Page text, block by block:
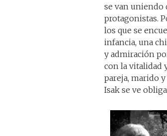
se van uniendo
protagonistas.
los que se
infancia, una
y admiración
con la vitalidad
pareja, marido
Isak se ve